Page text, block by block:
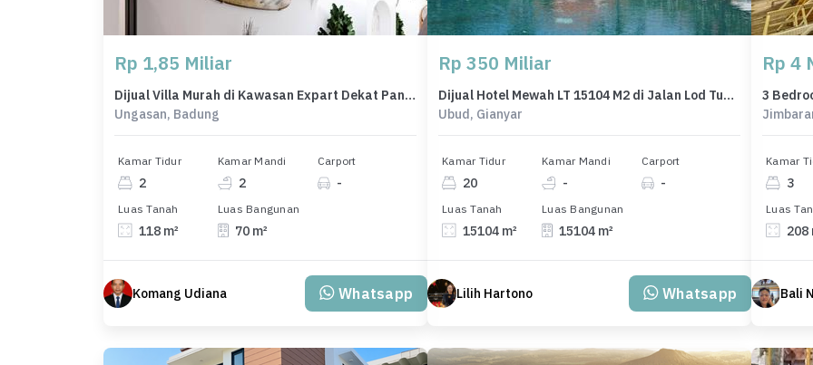
Rp 1,85 Miliar
Dijual Villa Murah di Kawasan Expart Dekat Pantai Melasti Ungasan
Ungasan, Badung
Kamar Tidur
2
Kamar Mandi
2
Carport
-
Luas Tanah
118 m²
Luas Bangunan
70 m²
Komang Udiana Whatsapp
Rp 350 Miliar
Dijual Hotel Mewah LT 15104 M2 di Jalan Lod Tunduh Ubud Bali
Ubud, Gianyar
Kamar Tidur
20
Kamar Mandi
-
Carport
-
Luas Tanah
15104 m²
Luas Bangunan
15104 m²
Lilih Hartono Whatsapp
Rp 4
Kamar
3
Luas
208